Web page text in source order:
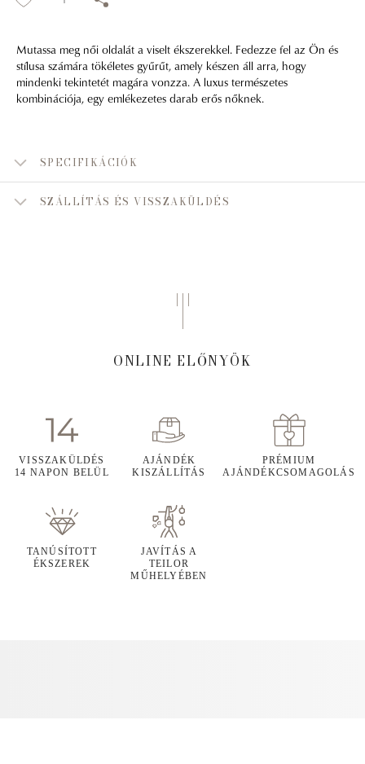
Mutassa meg női oldalát a viselt ékszerekkel. Fedezze fel az Ön és
stílusa számára tökéletes gyűrűt, amely készen áll arra, hogy
mindenki tekintetét magára vonzza. A luxus természetes
kombinációja, egy emlékezetes darab erős nőknek.
SPECIFIKÁCIÓK
SZÁLLÍTÁS ÉS VISSZAKÜLDÉS
ONLINE ELŐNYÖK
VISSZAKÜLDÉS
14 NAPON BELÜL
AJÁNDÉK
KISZÁLLÍTÁS
PRÉMIUM
AJÁNDÉKCSOMAGOLÁS
TANÚSÍTOTT
ÉKSZEREK
JAVÍTÁS A
TEILOR
MŰHELYÉBEN